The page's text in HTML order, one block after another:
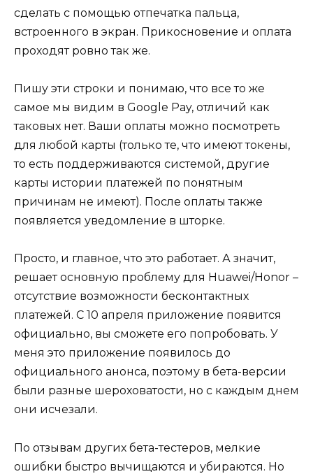
сделать с помощью отпечатка пальца,
встроенного в экран. Прикосновение и оплата
проходят ровно так же.
Пишу эти строки и понимаю, что все то же
самое мы видим в Google Pay, отличий как
таковых нет. Ваши оплаты можно посмотреть
для любой карты (только те, что имеют токены,
то есть поддерживаются системой, другие
карты истории платежей по понятным
причинам не имеют). После оплаты также
появляется уведомление в шторке.
Просто, и главное, что это работает. А значит,
решает основную проблему для Huawei/Honor –
отсутствие возможности бесконтактных
платежей. С 10 апреля приложение появится
официально, вы сможете его попробовать. У
меня это приложение появилось до
официального анонса, поэтому в бета-версии
были разные шероховатости, но с каждым днем
они исчезали.
По отзывам других бета-тестеров, мелкие
ошибки быстро вычищаются и убираются. Но